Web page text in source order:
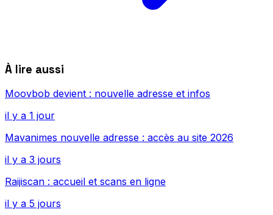
À lire aussi
Moovbob devient : nouvelle adresse et infos
il y a 1 jour
Mavanimes nouvelle adresse : accès au site 2026
il y a 3 jours
Raijiscan : accueil et scans en ligne
il y a 5 jours